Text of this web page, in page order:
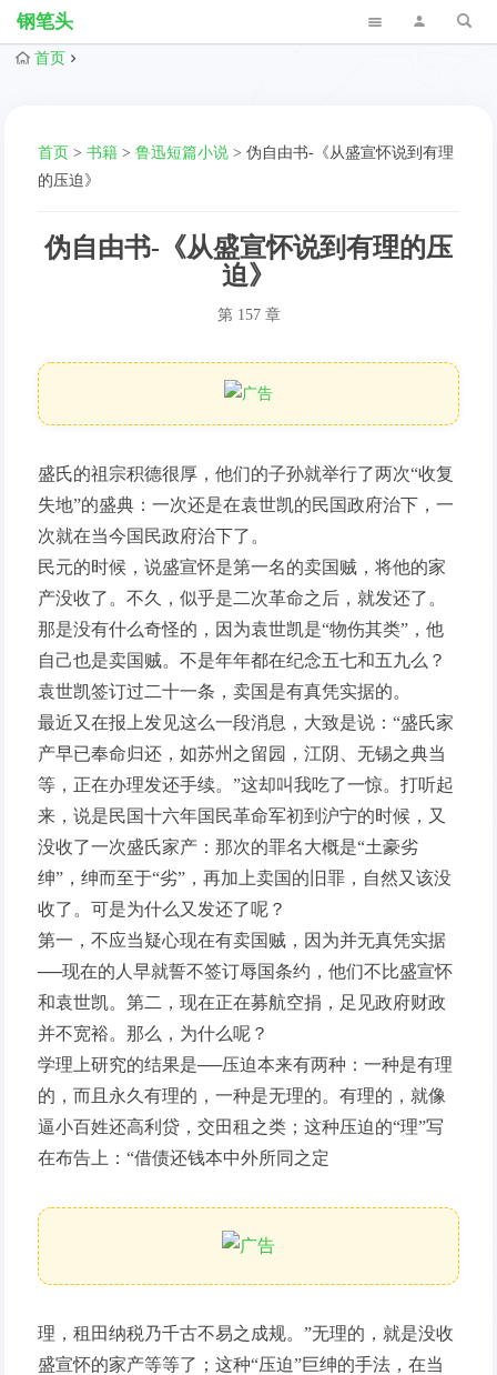
钢笔头
首页
首页 >书籍 >鲁迅短篇小说 >伪自由书-《从盛宣怀说到有理
的压迫》
伪自由书-《从盛宣怀说到有理的压
迫》
第 157 章
盛氏的祖宗积德很厚，他们的子孙就举行了两次“收复
失地”的盛典：一次还是在袁世凯的民国政府治下，一
次就在当今国民政府治下了。
民元的时候，说盛宣怀是第一名的卖国贼，将他的家
产没收了。不久，似乎是二次革命之后，就发还了。
那是没有什么奇怪的，因为袁世凯是“物伤其类”，他
自己也是卖国贼。不是年年都在纪念五七和五九么？
袁世凯签订过二十一条，卖国是有真凭实据的。
最近又在报上发见这么一段消息，大致是说：“盛氏家
产早已奉命归还，如苏州之留园，江阴、无锡之典当
等，正在办理发还手续。”这却叫我吃了一惊。打听起
来，说是民国十六年国民革命军初到沪宁的时候，又
没收了一次盛氏家产：那次的罪名大概是“土豪劣
绅”，绅而至于“劣”，再加上卖国的旧罪，自然又该没
收了。可是为什么又发还了呢？
第一，不应当疑心现在有卖国贼，因为并无真凭实据
──现在的人早就誓不签订辱国条约，他们不比盛宣怀
和袁世凯。第二，现在正在募航空捐，足见政府财政
并不宽裕。那么，为什么呢？
学理上研究的结果是──压迫本来有两种：一种是有理
的，而且永久有理的，一种是无理的。有理的，就像
逼小百姓还高利贷，交田租之类；这种压迫的“理”写
在布告上：“借债还钱本中外所同之定
理，租田纳税乃千古不易之成规。”无理的，就是没收
盛宣怀的家产等等了；这种“压迫”巨绅的手法，在当